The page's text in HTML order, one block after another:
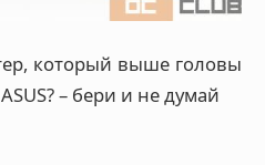
который выше головы
– бери и не думай